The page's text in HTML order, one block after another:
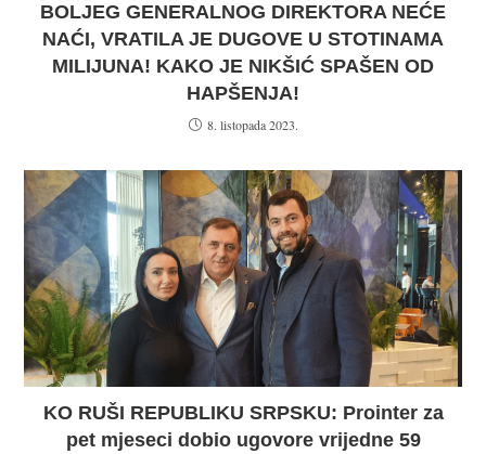
BOLJEG GENERALNOG DIREKTORA NEĆE
NAĆI, VRATILA JE DUGOVE U STOTINAMA
MILIJUNA! KAKO JE NIKŠIĆ SPAŠEN OD
HAPŠENJA!
8. listopada 2023.
KO RUŠI REPUBLIKU SRPSKU: Prointer za
pet mjeseci dobio ugovore vrijedne 59